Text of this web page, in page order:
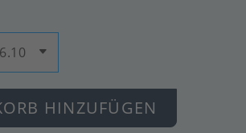
HINZUFÜGEN